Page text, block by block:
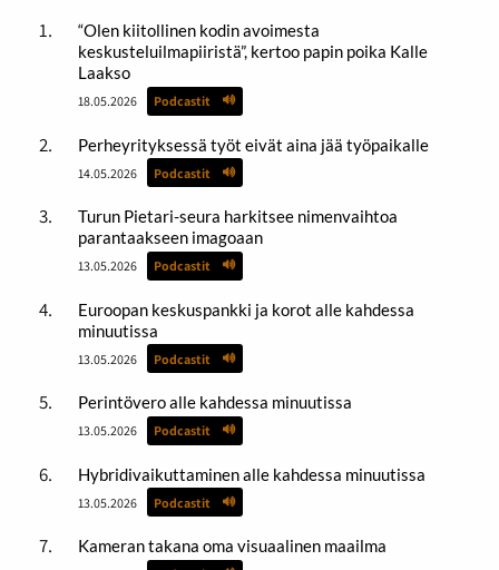
“Olen kiitollinen kodin avoimesta
keskusteluilmapiiristä”, kertoo papin poika Kalle
Laakso
18.05.2026 Podcastit
Perheyrityksessä työt eivät aina jää työpaikalle
14.05.2026 Podcastit
Turun Pietari-seura harkitsee nimenvaihtoa
parantaakseen imagoaan
13.05.2026 Podcastit
Euroopan keskuspankki ja korot alle kahdessa
minuutissa
13.05.2026 Podcastit
Perintövero alle kahdessa minuutissa
13.05.2026 Podcastit
Hybridivaikuttaminen alle kahdessa minuutissa
13.05.2026 Podcastit
Kameran takana oma visuaalinen maailma